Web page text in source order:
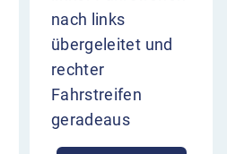
nach links
übergeleitet und
rechter
Fahrstreifen
geradeaus